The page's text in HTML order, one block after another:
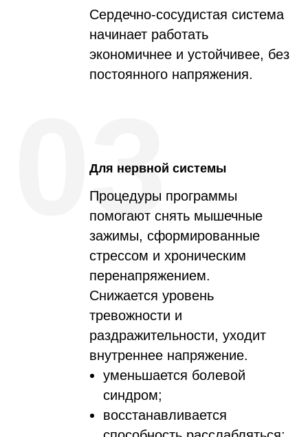
Сердечно-сосудистая система
начинает работать
экономичнее и устойчивее, без
постоянного напряжения.
Для нервной системы
Процедуры программы
помогают снять мышечные
зажимы, сформированные
стрессом и хроническим
перенапряжением.
Снижается уровень
тревожности и
раздражительности, уходит
внутреннее напряжение.
уменьшается болевой
синдром;
восстанавливается
03